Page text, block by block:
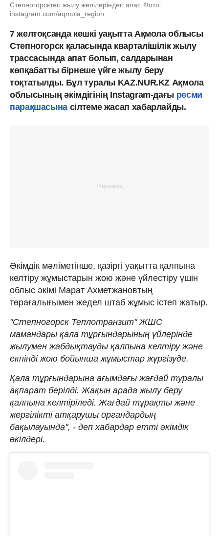
Степногорсктегі жылу желілеріндегі апат. Фото:
instagram.com/aqmola_region
7 желтоқсанда кешкі уақытта Ақмола облысы
Степногорск қаласында кварталішілік жылу
трассасында апат болып, салдарынан
көпқабатты бірнеше үйге жылу беру
тоқтатылды. Бұл туралы KAZ.NUR.KZ Ақмола
облысының әкімдігінің Instagram-дағы ресми
парақшасына сілтеме жасап хабарлайды.
Әкімдік мәліметінше, қазіргі уақытта қалпына
келтіру жұмыстарын жою және үйлестіру үшін
облыс әкімі Марат Ахметжановтың
төрағалығымен жедел штаб жұмыс істеп жатыр.
"Степногорск Теплотранзит" ЖШС
мамандары қала тұрғындарының үйлерінде
жылумен жабдықтауды қалпына келтіру және
екпінді жою бойынша жұмыстар жүргізуде.
Қала тұрғындарына ағымдағы жағдай туралы
ақпарат берілді. Жақын арада жылу беру
қалпына келтіріледі. Жағдай тұрақты және
жергілікті атқарушы органдардың
бақылауында", - деп хабардар етті әкімдік
өкілдері.